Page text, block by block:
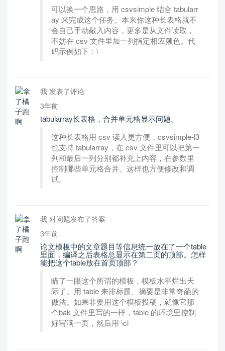
可以换一个思路，用 csvsimple 结合 tabularr
ay 来完成这个任务。本来你这种长表格就不
会自己手动敲入内容，更多是从文件读取，
不妨在 csv 文件里加一列指定相应颜色。代
码示例如下：\
我 发表了评论
3年前
tabularray长表格，合并单元格显示问题。
这种长表格用 csv 读入更方便，csvsimple-l3
也支持 tabularray，在 csv 文件里可以把第一
列和最后一列分别都补充上内容，在参数里
控制哪些单元格合并。这样也方便修改和调
试。
我 对问题发布了答案
3年前
论文模板中的文章题目等信息统一放在了一个table
里面，编译之后表格总显示在第二页的顶部。怎样
能把这个table放在首页顶部？
瞄了一眼这个所谓的模板，模板水平烂出天
际了。用 table 来排标题、摘要是非常奇葩的
做法。如果非要用这个模板投稿，就像它那
个bak 文件里写的一样，table 的环境里控制
好写满一页，然后用 \cl